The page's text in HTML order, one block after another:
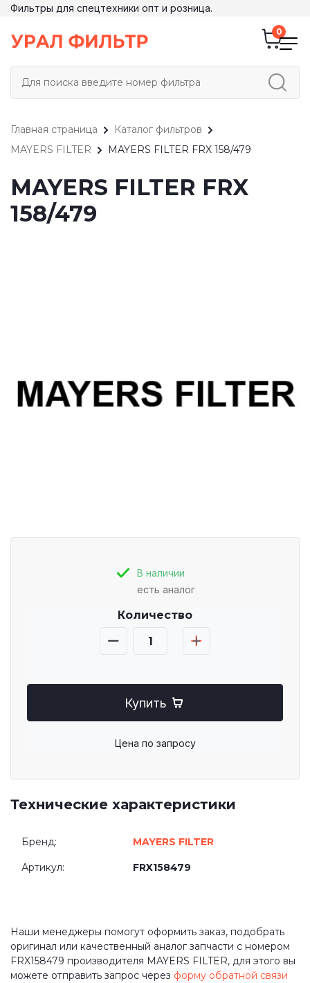
Фильтры для спецтехники опт и розница.
Главная страница
Каталог фильтров
MAYERS FILTER
MAYERS FILTER FRX 158/479
MAYERS FILTER FRX
158/479
В наличии
есть аналог
Количество
Купить
Цена по запросу
Технические характеристики
Бренд: MAYERS FILTER
Артикул: FRX158479
Наши менеджеры помогут оформить заказ, подобрать
оригинал или качественный аналог запчасти с номером
FRX158479 производителя MAYERS FILTER, для этого вы
можете отправить запрос через форму обратной связи